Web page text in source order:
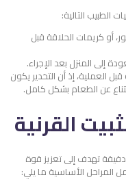
الطبيب التالية:
أو كريمات الحلاقة قبل
إلى المنزل بعد الإجراء.
العملية، إذ أن التخدير يكون
عن الطعام بشكل كامل.
القرنية
تهدف إلى تعزيز قوة
المراحل الأساسية ما يلي: